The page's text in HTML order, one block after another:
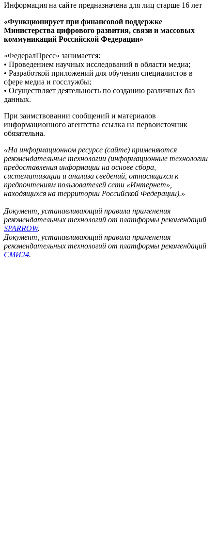
Информация на сайте предназначена для лиц старше 16 лет
«Функционирует при финансовой поддержке
Министерства цифрового развития, связи и массовых
коммуникаций Российской Федерации»
«ФедералПресс» занимается:
• Проведением научных исследований в области медиа;
• Разработкой приложений для обучения специалистов в
сфере медиа и госслужбы;
• Осуществляет деятельность по созданию различных баз
данных.
При заимствовании сообщений и материалов
информационного агентства ссылка на первоисточник
обязательна.
«На информационном ресурсе (сайте) применяются
рекомендательные технологии (информационные технологии
предоставления информации на основе сбора,
систематизации и анализа сведений, относящихся к
предпочтениям пользователей сети «Интернет»,
находящихся на территории Российской Федерации).»
Документ, устанавливающий правила применения
рекомендательных технологий от платформы рекомендаций
SPARROW.
Документ, устанавливающий правила применения
рекомендательных технологий от платформы рекомендаций
СМИ24.